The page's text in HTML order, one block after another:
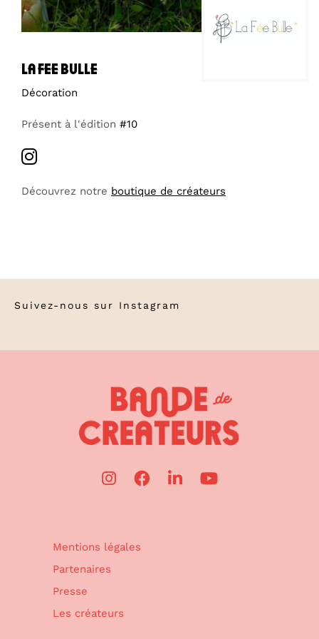
la fee bulle
Décoration
Présent à l'édition #10
Découvrez notre boutique de créateurs
Suivez-nous sur Instagram
Mentions légales
Partenaires
Presse
Les créateurs